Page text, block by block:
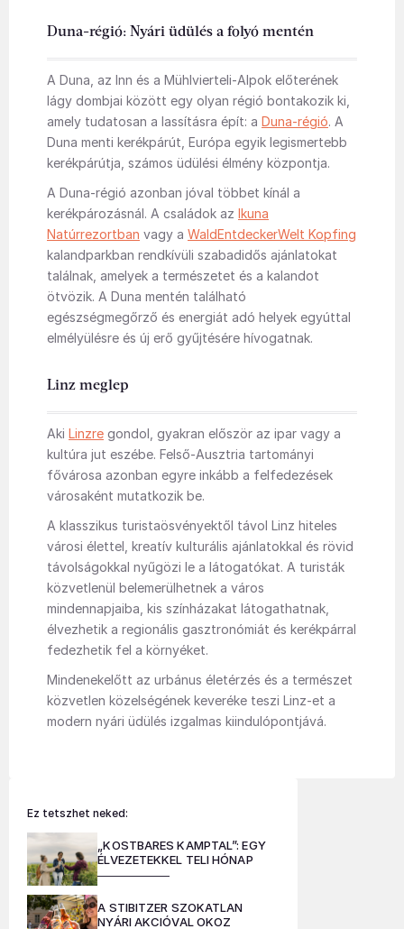
Duna-régió: Nyári üdülés a folyó mentén
A Duna, az Inn és a Mühlvierteli-Alpok előterének
lágy dombjai között egy olyan régió bontakozik ki,
amely tudatosan a lassításra épít: a Duna-régió. A
Duna menti kerékpárút, Európa egyik legismertebb
kerékpárútja, számos üdülési élmény központja.
A Duna-régió azonban jóval többet kínál a
kerékpározásnál. A családok az Ikuna
Natúrrezortban vagy a WaldEntdeckerWelt Kopfing
kalandparkban rendkívüli szabadidős ajánlatokat
találnak, amelyek a természetet és a kalandot
ötvözik. A Duna mentén található
egészségmegőrző és energiát adó helyek egyúttal
elmélyülésre és új erő gyűjtésére hívogatnak.
Linz meglep
Aki Linzre gondol, gyakran először az ipar vagy a
kultúra jut eszébe. Felső-Ausztria tartományi
fővárosa azonban egyre inkább a felfedezések
városaként mutatkozik be.
A klasszikus turistaösvényektől távol Linz hiteles
városi élettel, kreatív kulturális ajánlatokkal és rövid
távolságokkal nyűgözi le a látogatókat. A turisták
közvetlenül belemerülhetnek a város
mindennapjaiba, kis színházakat látogathatnak,
élvezhetik a regionális gasztronómiát és kerékpárral
fedezhetik fel a környéket.
Mindenekelőtt az urbánus életérzés és a természet
közvetlen közelségének keveréke teszi Linz-et a
modern nyári üdülés izgalmas kiindulópontjává.
Ez tetszhet neked:
„KOSTBARES KAMPTAL”: EGY
ÉLVEZETEKKEL TELI HÓNAP
A STIBITZER SZOKATLAN
NYÁRI AKCIÓVAL OKOZ